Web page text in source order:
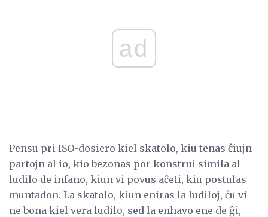
ad
Pensu pri ISO-dosiero kiel skatolo, kiu tenas ĉiujn
partojn al io, kio bezonas por konstrui simila al
ludilo de infano, kiun vi povus aĉeti, kiu postulas
muntadon. La skatolo, kiun eniras la ludiloj, ĉu vi
ne bona kiel vera ludilo, sed la enhavo ene de ĝi,